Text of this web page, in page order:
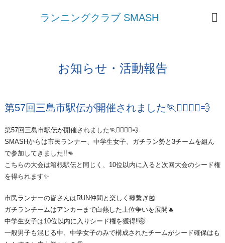
ランニングクラブ SMASH
お知らせ・活動報告
第57回三島市駅伝が開催されました🏃🏃‍♀️🏃‍♂️💨
第57回三島市駅伝が開催されました🏃🏃‍♀️🏃‍♂️💨
SMASHからは市民ランナー、中学生女子、ガチラン勢と3チームを組ん
で参加してきました!!👊
こちらの大会は箱根駅伝と同じく、10位以内に入ると次回大会のシード権
を得られます✨
市民ランナーの皆さんはRUN仲間と楽しく襷繋ぎ🎽
ガチランチームはアンカーまで白熱した上位争いを展開🔥
中学生女子は10位以内に入りシード権を獲得‼🤯
一般男子も混じる中、中学女子のみで構成されたチームがシード確保はも